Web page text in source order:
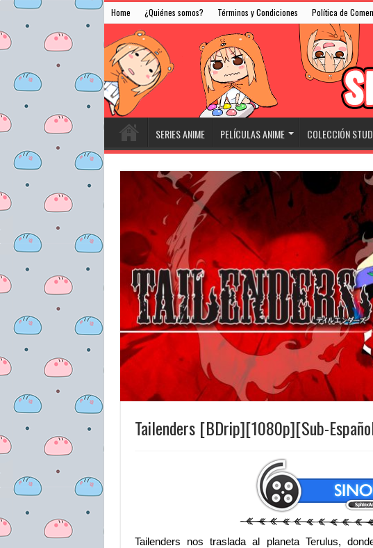
Home ¿Quiénes somos? Términos y Condiciones Política de
SERIES ANIME PELÍCULAS ANIME COLECCIÓN
Tailenders [BDrip][1080p][Sub-
Tailenders nos traslada al planeta Terulus,